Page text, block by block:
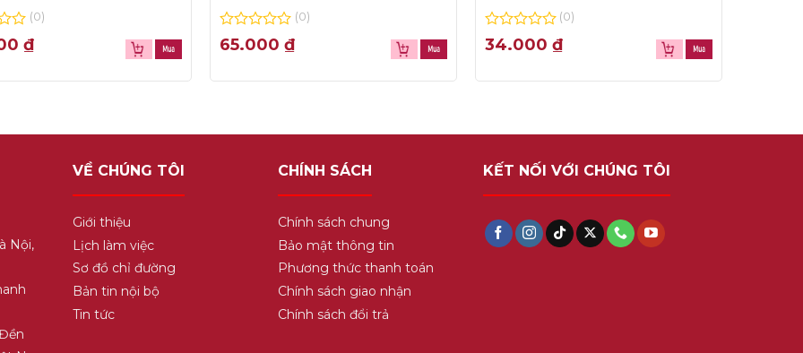
(0)
₫
dụng
0
out
5
(0)
65.000 ₫
0
out
5
(0)
34.000 ₫
Nội,
VỀ CHÚNG TÔI
Giới thiệu
Lịch làm việc
Sơ đồ chỉ đường
Bản tin nội bộ
Tin tức
CHÍNH SÁCH
Chính sách chung
Bảo mật thông tin
Phương thức thanh toán
Chính sách giao nhận
Chính sách đổi trả
KẾT NỐI VỚI CHÚNG TÔI